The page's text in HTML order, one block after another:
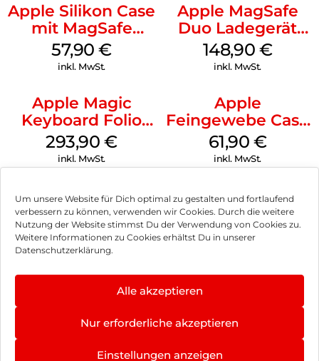
Um unsere Website für Dich optimal zu gestalten und fortlaufend
verbessern zu können, verwenden wir Cookies. Durch die weitere
Nutzung der Website stimmst Du der Verwendung von Cookies zu.
Weitere Informationen zu Cookies erhältst Du in unserer
Datenschutzerklärung.
Alle akzeptieren
Nur erforderliche akzeptieren
Einstellungen anzeigen
Apple Silikon Case
mit MagSafe
iPhone 14 Pro
(PRODUCT)RED
57,90€
inkl. MwSt.
Apple MagSafe
Duo Ladegerät
Weiß
148,90 €
inkl. MwSt.
Apple Magic
Keyboard Folio
iPad 10.9″ (10.Gen.)
Weiß
293,90€
inkl. MwSt.
Apple
Feingewebe Case
iPhone 15 Pro
MagSafe Schwarz
61,90 €
inkl. MwSt.
Impressum
Hinweis zur Batterieentsorgung